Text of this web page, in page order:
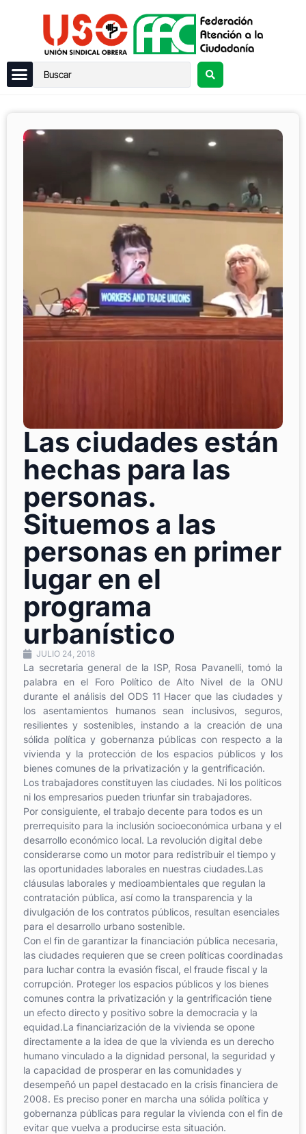
Las ciudades están
hechas para las
personas.
Situemos a las
personas en primer
lugar en el
programa
urbanístico
JULIO 24, 2018
La secretaria general de la ISP, Rosa Pavanelli, tomó la
palabra en el Foro Político de Alto Nivel de la ONU
durante el análisis del ODS 11 Hacer que las ciudades y
los asentamientos humanos sean inclusivos, seguros,
resilientes y sostenibles, instando a la creación de una
sólida política y gobernanza públicas con respecto a la
vivienda y la protección de los espacios públicos y los
bienes comunes de la privatización y la gentrificación.
Los trabajadores constituyen las ciudades. Ni los políticos
ni los empresarios pueden triunfar sin trabajadores.
Por consiguiente, el trabajo decente para todos es un
prerrequisito para la inclusión socioeconómica urbana y el
desarrollo económico local. La revolución digital debe
considerarse como un motor para redistribuir el tiempo y
las oportunidades laborales en nuestras ciudades.Las
cláusulas laborales y medioambientales que regulan la
contratación pública, así como la transparencia y la
divulgación de los contratos públicos, resultan esenciales
para el desarrollo urbano sostenible.
Con el fin de garantizar la financiación pública necesaria,
las ciudades requieren que se creen políticas coordinadas
para luchar contra la evasión fiscal, el fraude fiscal y la
corrupción. Proteger los espacios públicos y los bienes
comunes contra la privatización y la gentrificación tiene
un efecto directo y positivo sobre la democracia y la
equidad.La financiarización de la vivienda se opone
directamente a la idea de que la vivienda es un derecho
humano vinculado a la dignidad personal, la seguridad y
la capacidad de prosperar en las comunidades y
desempeñó un papel destacado en la crisis financiera de
2008. Es preciso poner en marcha una sólida política y
gobernanza públicas para regular la vivienda con el fin de
evitar que vuelva a producirse esta situación.